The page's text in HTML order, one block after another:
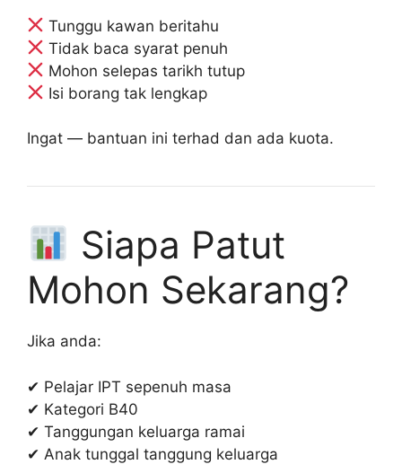
Tunggu kawan beritahu
Tidak baca syarat penuh
Mohon selepas tarikh tutup
Isi borang tak lengkap
Ingat — bantuan ini terhad dan ada kuota.
Siapa Patut
Mohon Sekarang?
Jika anda:
✔ Pelajar IPT sepenuh masa
✔ Kategori B40
✔ Tanggungan keluarga ramai
✔ Anak tunggal tanggung keluarga